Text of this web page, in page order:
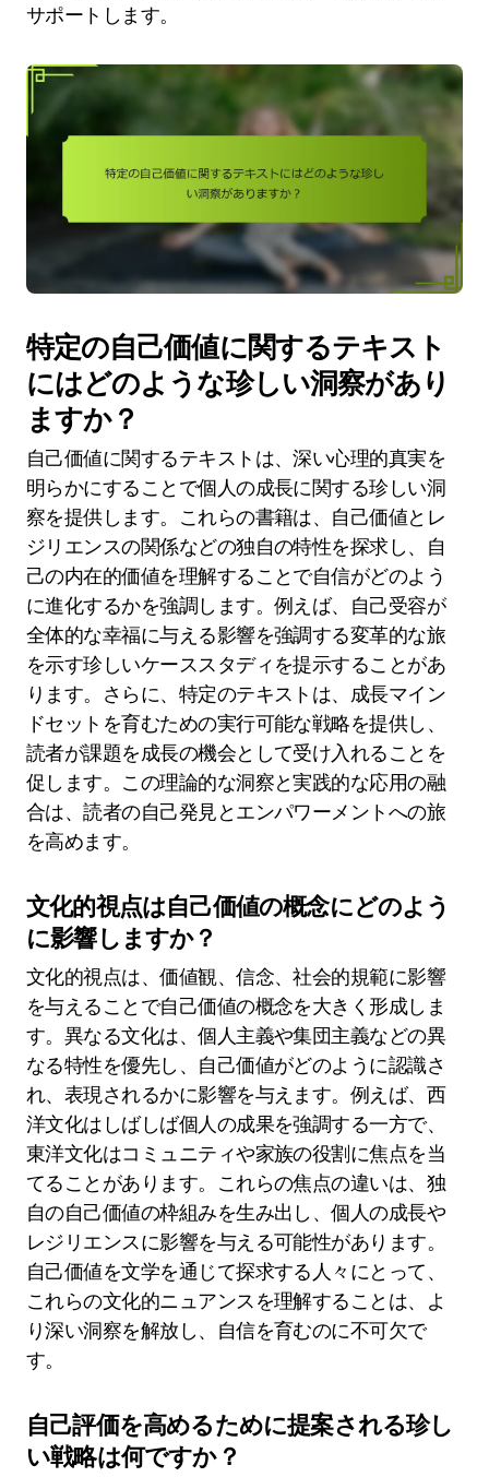
サポートします。
特定の自己価値に関するテキスト
にはどのような珍しい洞察があり
ますか？
自己価値に関するテキストは、深い心理的真実を
明らかにすることで個人の成長に関する珍しい洞
察を提供します。これらの書籍は、自己価値とレ
ジリエンスの関係などの独自の特性を探求し、自
己の内在的価値を理解することで自信がどのよう
に進化するかを強調します。例えば、自己受容が
全体的な幸福に与える影響を強調する変革的な旅
を示す珍しいケーススタディを提示することがあ
ります。さらに、特定のテキストは、成長マイン
ドセットを育むための実行可能な戦略を提供し、
読者が課題を成長の機会として受け入れることを
促します。この理論的な洞察と実践的な応用の融
合は、読者の自己発見とエンパワーメントへの旅
を高めます。
文化的視点は自己価値の概念にどのよう
に影響しますか？
文化的視点は、価値観、信念、社会的規範に影響
を与えることで自己価値の概念を大きく形成しま
す。異なる文化は、個人主義や集団主義などの異
なる特性を優先し、自己価値がどのように認識さ
れ、表現されるかに影響を与えます。例えば、西
洋文化はしばしば個人の成果を強調する一方で、
東洋文化はコミュニティや家族の役割に焦点を当
てることがあります。これらの焦点の違いは、独
自の自己価値の枠組みを生み出し、個人の成長や
レジリエンスに影響を与える可能性があります。
自己価値を文学を通じて探求する人々にとって、
これらの文化的ニュアンスを理解することは、よ
り深い洞察を解放し、自信を育むのに不可欠で
す。
自己評価を高めるために提案される珍し
い戦略は何ですか？